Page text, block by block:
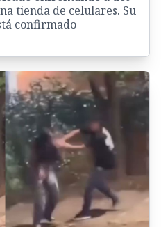
tienda de celulares. Su
confirmado